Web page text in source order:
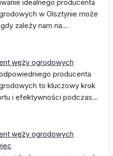
idealnego producenta
w Olsztynie może
zależy nam na…
węży ogrodowych
producenta
to kluczowy krok
i efektywności podczas…
węży ogrodowych